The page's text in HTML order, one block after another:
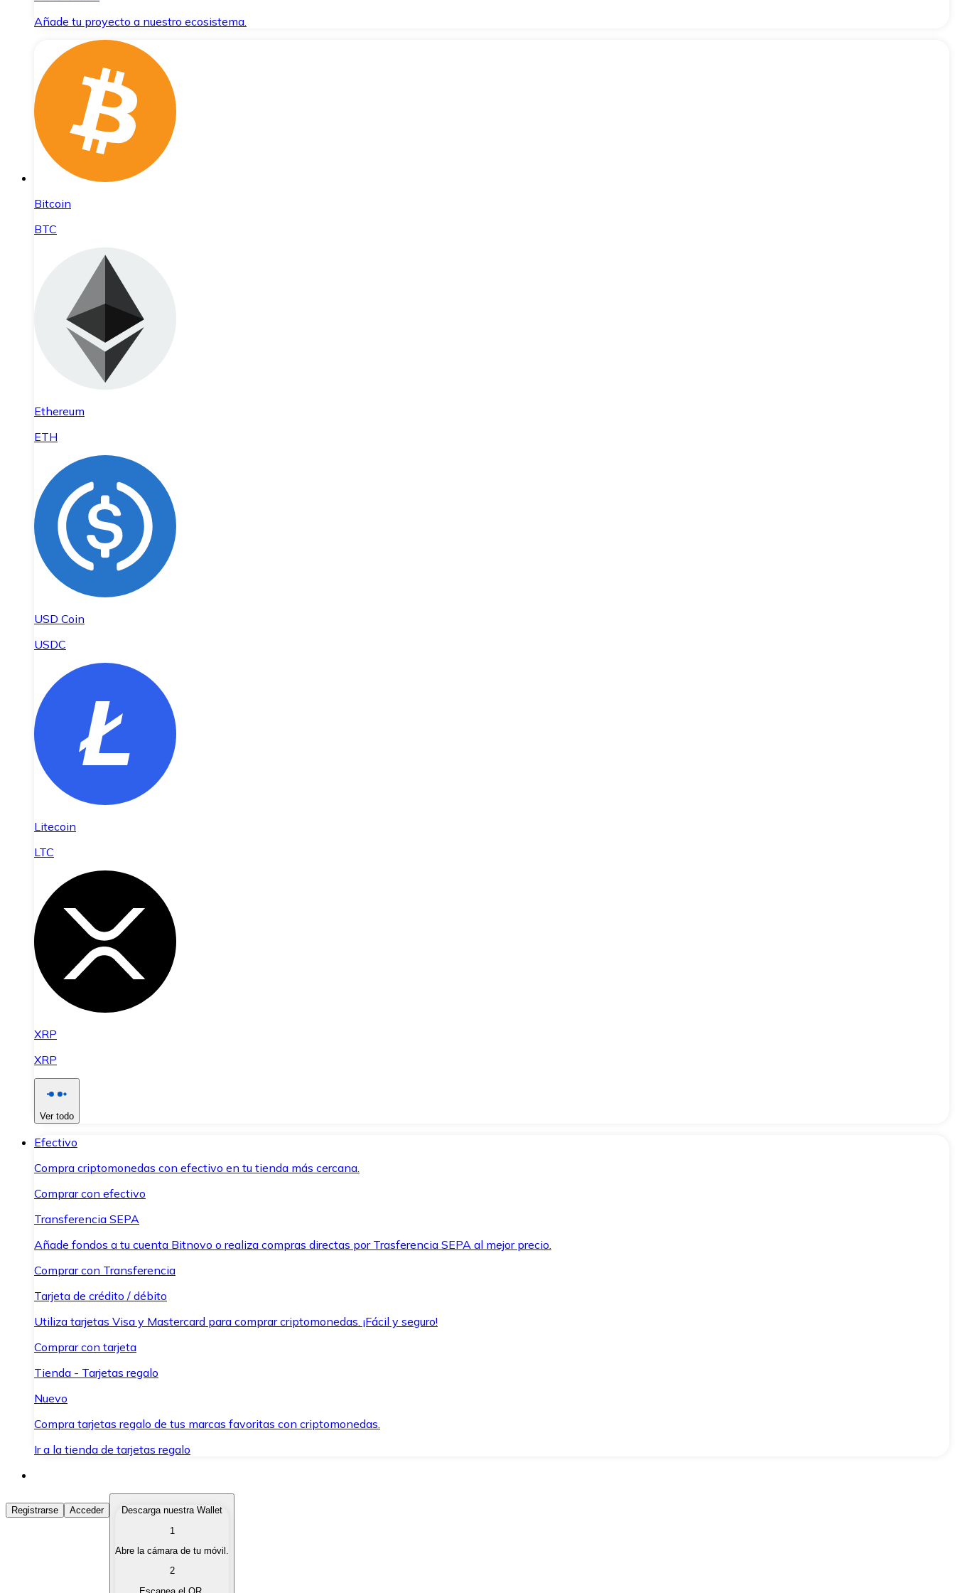
Añade tu proyecto a nuestro ecosistema.
Bitcoin
BTC
Ethereum
ETH
USD Coin
USDC
Litecoin
LTC
XRP
XRP
Ver todo
Efectivo
Compra criptomonedas con efectivo en tu tienda más cercana.
Comprar con efectivo
Transferencia SEPA
Añade fondos a tu cuenta Bitnovo o realiza compras directas por Trasferencia SEPA al mejor precio.
Comprar con Transferencia
Tarjeta de crédito / débito
Utiliza tarjetas Visa y Mastercard para comprar criptomonedas. ¡Fácil y seguro!
Comprar con tarjeta
Tienda - Tarjetas regalo
Nuevo
Compra tarjetas regalo de tus marcas favoritas con criptomonedas.
Ir a la tienda de tarjetas regalo
Comprar Criptomonedas
Compra criptomonedas con diferentes métodos de pago.
Vende tus criptomonedas de forma rápida y segura.
Registrarse Acceder
Descarga nuestra Wallet
1
Abre la cámara de tu móvil.
2